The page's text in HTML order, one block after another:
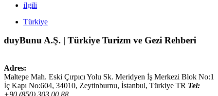
ilgili
Türkiye
duyBunu A.Ş. | Türkiye Turizm ve Gezi Rehberi
Adres:
Maltepe Mah. Eski Çırpıcı Yolu Sk. Meridyen İş Merkezi Blok No:1
İç Kapı No:604, 34010, Zeytinburnu, İstanbul, Türkiye TR Tel: